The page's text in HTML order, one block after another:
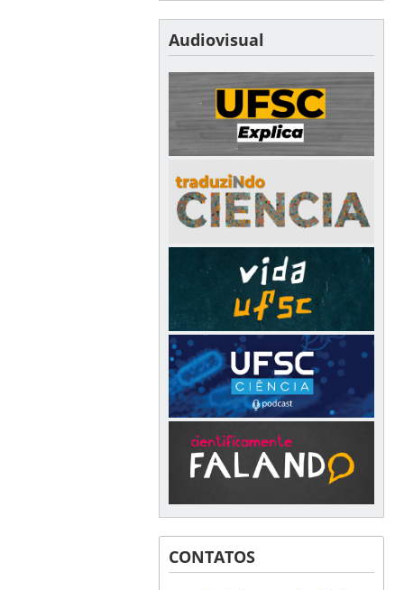
Audiovisual
CONTATOS